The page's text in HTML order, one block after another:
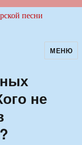
МЕНЮ
не